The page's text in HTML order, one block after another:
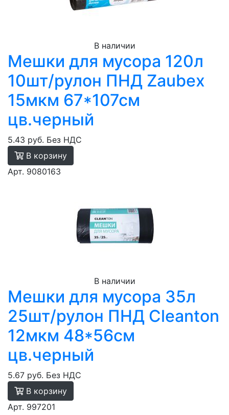
В наличии
Мешки для мусора 120л
10шт/рулон ПНД Zaubex
15мкм 67*107см
цв.черный
5.43 руб. Без НДС
В корзину
Арт. 9080163
В наличии
Мешки для мусора 35л
25шт/рулон ПНД Cleanton
12мкм 48*56см
цв.черный
5.67 руб. Без НДС
В корзину
Арт. 997201